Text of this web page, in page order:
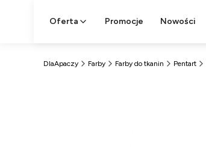
Oferta Promocje Nowości
DlaApaczy Farby Farby do tkanin Pentart